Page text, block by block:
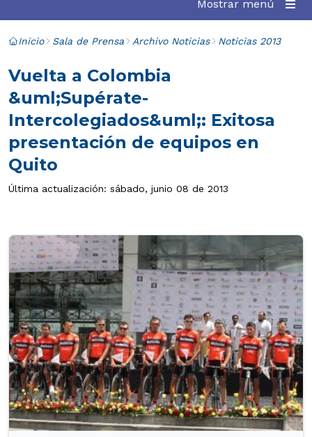
Mostrar menú
Inicio Sala de Prensa Archivo Noticias Noticias 2013
Vuelta a Colombia
&uml;Supérate-
Intercolegiados&uml;: Exitosa
presentación de equipos en
Quito
Última actualización: sábado, junio 08 de 2013